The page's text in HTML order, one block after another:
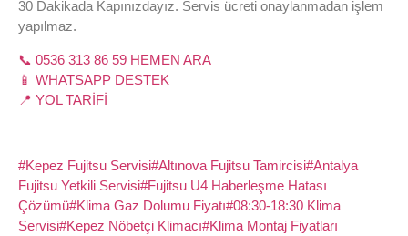
30 Dakikada Kapınızdayız. Servis ücreti onaylanmadan işlem
yapılmaz.
📞 0536 313 86 59 HEMEN ARA
📱 WHATSAPP DESTEK
📍 YOL TARİFİ
#Kepez Fujitsu Servisi#Altınova Fujitsu Tamircisi#Antalya
Fujitsu Yetkili Servisi#Fujitsu U4 Haberleşme Hatası
Çözümü#Klima Gaz Dolumu Fiyatı#08:30-18:30 Klima
Servisi#Kepez Nöbetçi Klimacı#Klima Montaj Fiyatları